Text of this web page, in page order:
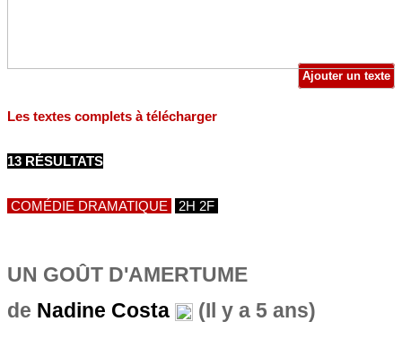
Ajouter un texte
Les textes complets à télécharger
13 RÉSULTATS
COMÉDIE DRAMATIQUE 2H 2F
UN GOÛT D'AMERTUME
de Nadine Costa (Il y a 5 ans)